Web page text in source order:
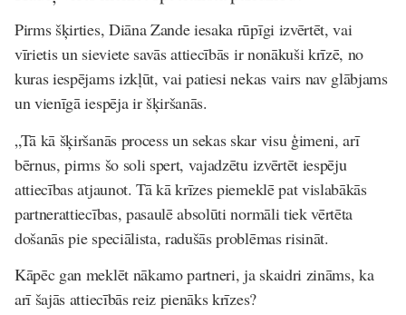
Pirms šķirties, Diāna Zande iesaka rūpīgi izvērtēt, vai
vīrietis un sieviete savās attiecībās ir nonākuši krīzē, no
kuras iespējams izkļūt, vai patiesi nekas vairs nav glābjams
un vienīgā iespēja ir šķiršanās.
„Tā kā šķiršanās process un sekas skar visu ģimeni, arī
bērnus, pirms šo soli spert, vajadzētu izvērtēt iespēju
attiecības atjaunot. Tā kā krīzes piemeklē pat vislabākās
partnerattiecības, pasaulē absolūti normāli tiek vērtēta
došanās pie speciālista, radušās problēmas risināt.
Kāpēc gan meklēt nākamo partneri, ja skaidri zināms, ka
arī šajās attiecībās reiz pienāks krīzes?